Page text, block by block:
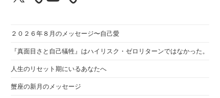
２０２６年８月のメッセージ〜自己愛
『真面目さと自己犠牲』はハイリスク・ゼロリターンではなかった。
人生のリセット期にいるあなたへ
蟹座の新月のメッセージ